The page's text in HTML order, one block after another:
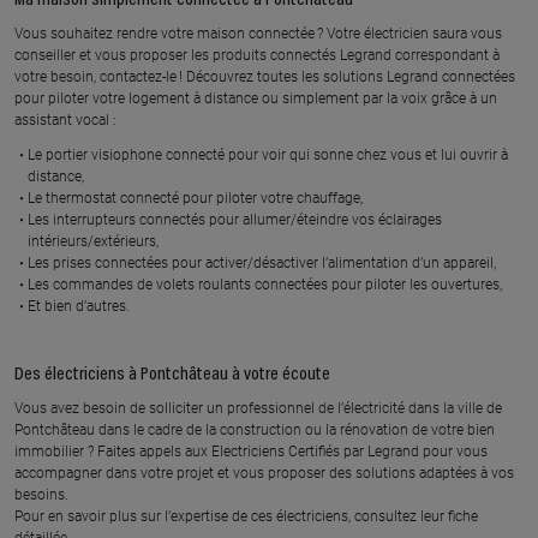
À 38.5 km km
TEAMELEC
11 rue jean rouxel, 44700
En savoir plus
À 38 km km
LUDOVIC MAQUIGNEAU
En savoir plus
À 38.6 km km
DK ELEC RUDELEC
À 39.2 km km
RENOVEO
1 chemin de fort l eveque, 44119
À 41.6 km km
7 bis rue jean marie brulé, 44800
Vous souhaitez rendre votre maison connectée ? Votre électricien saura vous
conseiller et vous proposer les produits connectés Legrand correspondant à
votre besoin, contactez-le ! Découvrez toutes les solutions Legrand connectées
pour piloter votre logement à distance ou simplement par la voix grâce à un
assistant vocal :
Le portier visiophone connecté pour voir qui sonne chez vous et lui ouvrir à
distance,
Le thermostat connecté pour piloter votre chauffage,
Les interrupteurs connectés pour allumer/éteindre vos éclairages
intérieurs/extérieurs,
Les prises connectées pour activer/désactiver l’alimentation d’un appareil,
Les commandes de volets roulants connectées pour piloter les ouvertures,
Et bien d’autres.
Des électriciens à Pontchâteau à votre écoute
Vous avez besoin de solliciter un professionnel de l’électricité dans la ville de
Pontchâteau dans le cadre de la construction ou la rénovation de votre bien
immobilier ? Faites appels aux Electriciens Certifiés par Legrand pour vous
accompagner dans votre projet et vous proposer des solutions adaptées à vos
besoins.
Pour en savoir plus sur l’expertise de ces électriciens, consultez leur fiche